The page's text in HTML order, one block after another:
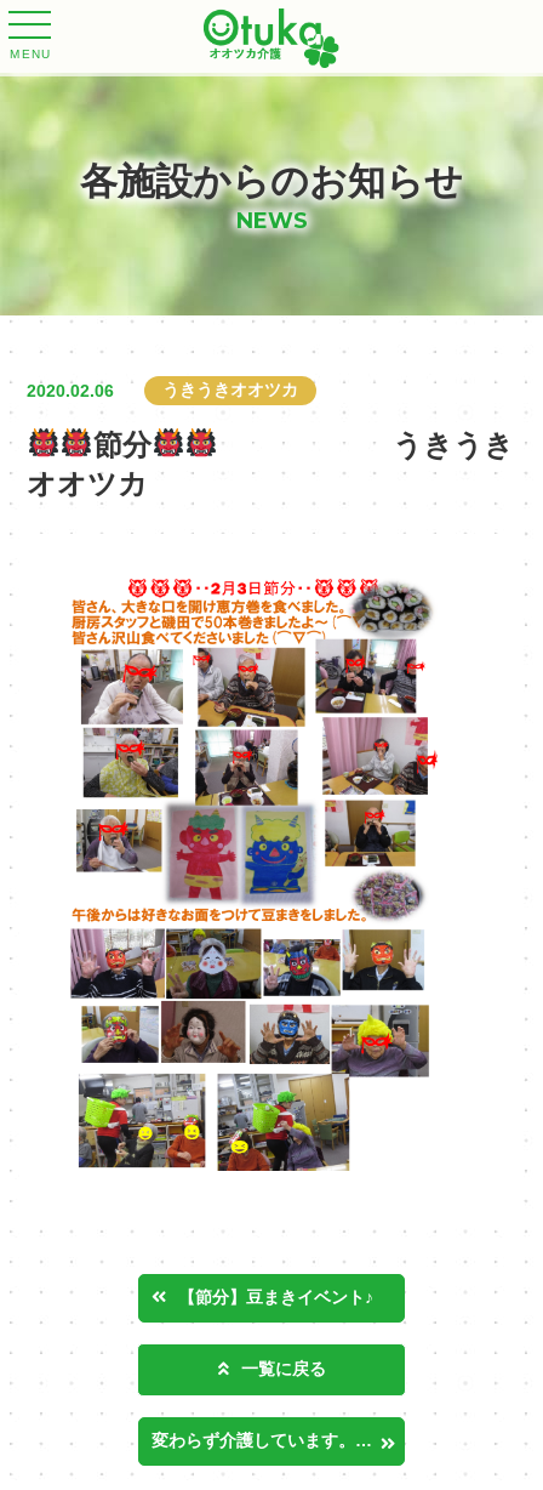
MENU
各施設からのお知らせ
NEWS
2020.02.06 うきうきオオツカ
節分
うきうき
オオツカ
【節分】豆まきイベント♪
一覧に戻る
変わらず介護しています。・・・オオツカ介護サービス瀬戸